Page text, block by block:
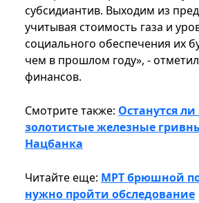
субсидиантив. Выходим из
учитывая стоимость газа и
социального обеспечения их
чем в прошлом году», -
финансов.
Смотрите также: Останутся
золотистые железные
Нацбанка
Читайте еще: МРТ брюшной
нужно пройти обследование